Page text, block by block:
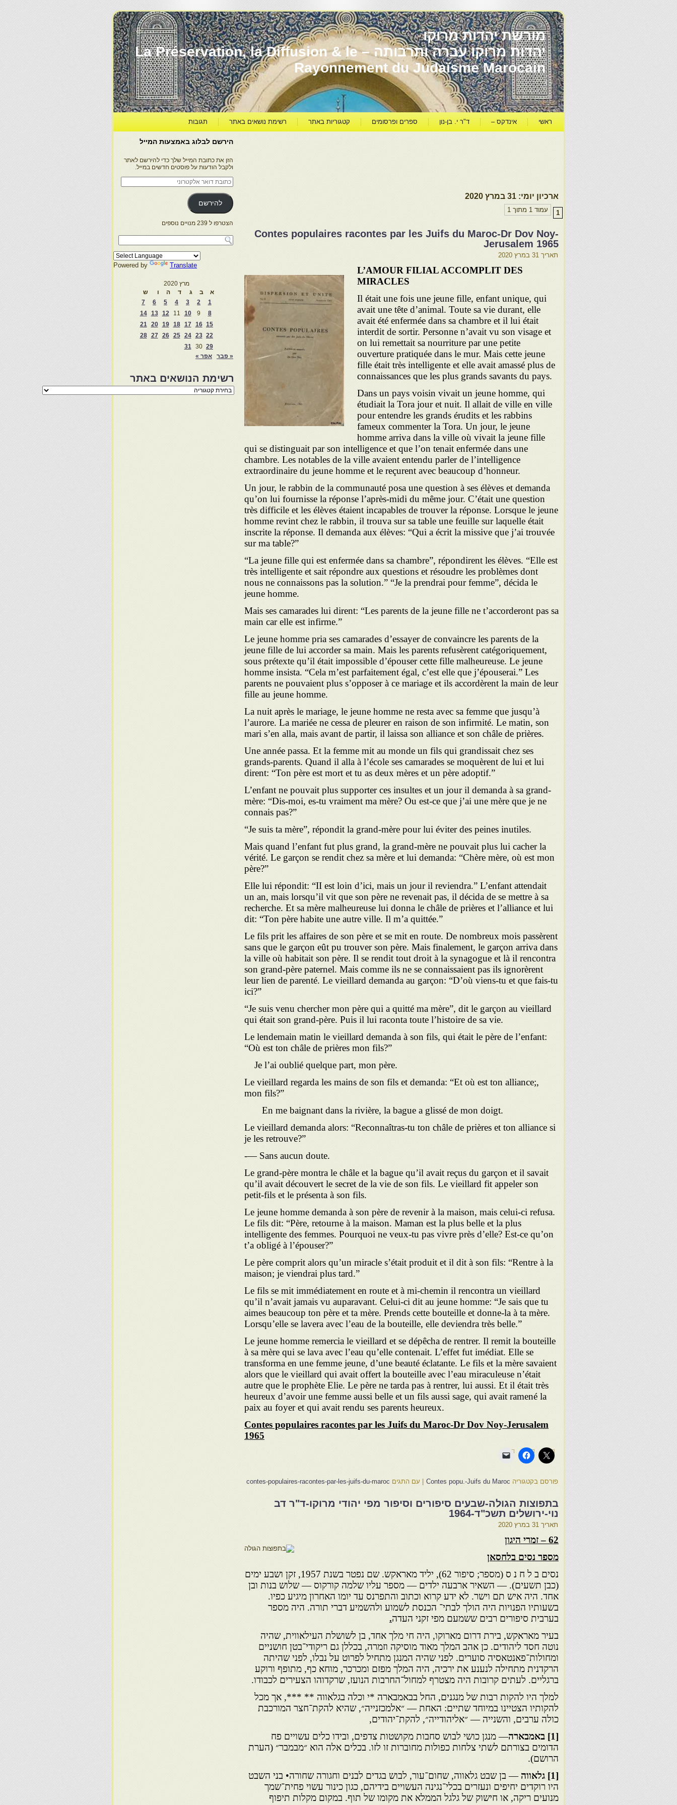
מורשת יהדות מרוקו
יהדות מרוקו עברה ותרבותה – La Préservation, la Diffusion & le
Rayonnement du Judaïsme Marocain
ראשי אינדקס – ד"ר י. בן-נון ספרים ופרסומים קטגוריות באתר רשימת נושאים באתר תגובות
ארכיון יומי: 31 במרץ 2020
עמוד 1 מתוך 1 1
Contes populaires racontes par les Juifs du Maroc-Dr Dov Noy-
Jerusalem 1965
תאריך 31 במרץ 2020
L’AMOUR FILIAL ACCOMPLIT DES
MIRACLES
Il était une fois une jeune fille, enfant unique, qui
avait une tête d’animal. Toute sa vie durant, elle
avait été enfermée dans sa chambre et il lui était
interdit de sortir. Personne n’avait vu son visage et
on lui remettait sa nourriture par une petite
ouverture pratiquée dans le mur. Mais cette jeune
fille était très intelli­gente et elle avait amassé plus de
connaissances que les plus grands savants du pays.
Dans un pays voisin vivait un jeune homme, qui
étudiait la Tora jour et nuit. Il allait de ville en ville
pour entendre les grands érudits et les rabbins
fameux commenter la Tora. Un jour, le jeune
homme arriva dans la ville où vivait la jeune fille
qui se distinguait par son intelligence et que l’on tenait enfermée dans une
chambre. Les notables de la ville avaient entendu parler de l’intelligence
extraordinaire du jeune homme et le reçurent avec beaucoup d’honneur.
Un jour, le rabbin de la communauté posa une question à ses élèves et demanda
qu’on lui fournisse la réponse l’après-midi du même jour. C’était une question
très difficile et les élèves étaient incapables de trouver la réponse. Lorsque le jeune
homme revint chez le rabbin, il trouva sur sa table une feuille sur laquelle était
inscrite la réponse. Il demanda aux élèves: “Qui a écrit la missive que j’ai trouvée
sur ma table?”
“La jeune fille qui est enfermée dans sa chambre”, répondirent les élèves. “Elle est
très intelligente et sait répondre aux questions et résoudre les problèmes dont
nous ne connaissons pas la solution.” “Je la prendrai pour femme”, décida le
jeune homme.
Mais ses camarades lui dirent: “Les parents de la jeune fille ne t’accorderont pas sa
main car elle est infirme.”
Le jeune homme pria ses camarades d’essayer de convaincre les parents de la
jeune fille de lui accorder sa main. Mais les parents refusèrent catégoriquement,
sous prétexte qu’il était impossible d’épouser cette fille malheureuse. Le jeune
homme in­sista. “Cela m’est parfaitement égal, c’est elle que j’épouserai.” Les
parents ne pouvaient plus s’opposer à ce mariage et ils accordèrent la main de leur
fille au jeune homme.
La nuit après le mariage, le jeune homme ne resta avec sa femme que jusqu’à
l’aurore. La mariée ne cessa de pleurer en raison de son infirmité. Le matin, son
mari s’en alla, mais avant de partir, il laissa son alliance et son châle de prières.
Une année passa. Et la femme mit au monde un fils qui gran­dissait chez ses
grands-parents. Quand il alla à l’école ses cama­rades se moquèrent de lui et lui
dirent: “Ton père est mort et tu as deux mères et un père adoptif.”
L’enfant ne pouvait plus supporter ces insultes et un jour il demanda à sa grand-
mère: “Dis-moi, es-tu vraiment ma mère? Ou est-ce que j’ai une mère que je ne
connais pas?”
“Je suis ta mère”, répondit la grand-mère pour lui éviter des peines inutiles.
Mais quand l’enfant fut plus grand, la grand-mère ne pouvait plus lui cacher la
vérité. Le garçon se rendit chez sa mère et lui demanda: “Chère mère, où est mon
père?”
Elle lui répondit: “II est loin d’ici, mais un jour il reviendra.” L’enfant attendait
un an, mais lorsqu’il vit que son père ne revenait pas, il décida de se mettre à sa
recherche. Et sa mère malheureuse lui donna le châle de prières et l’alliance et lui
dit: “Ton père habite une autre ville. Il m’a quittée.”
Le fils prit les affaires de son père et se mit en route. De nom­breux mois passèrent
sans que le garçon eût pu trouver son père. Mais finalement, le garçon arriva dans
la ville où habitait son père. Il se rendit tout droit à la synagogue et là il rencontra
son grand-père paternel. Mais comme ils ne se connaissaient pas ils ignorèrent
leur lien de parenté. Le vieillard demanda au gar­çon: “D’où viens-tu et que fais-tu
ici?”
“Je suis venu chercher mon père qui a quitté ma mère”, dit le garçon au vieillard
qui était son grand-père. Puis il lui raconta toute l’histoire de sa vie.
Le lendemain matin le vieillard demanda à son fils, qui était le père de l’enfant:
“Où est ton châle de prières mon fils?”
Je l’ai oublié quelque part, mon père.
Le vieillard regarda les mains de son fils et demanda: “Et où est ton alliance;,
mon fils?”
En me baignant dans la rivière, la bague a glissé de mon doigt.
Le vieillard demanda alors: “Reconnaîtras-tu ton châle de prières et ton alliance si
je les retrouve?”
-— Sans aucun doute.
Le grand-père montra le châle et la bague qu’il avait reçus du garçon et il savait
qu’il avait découvert le secret de la vie de son fils. Le vieillard fit appeler son
petit-fils et le présenta à son fils.
Le jeune homme demanda à son père de revenir à la maison, mais celui-ci refusa.
Le fils dit: “Père, retourne à la maison. Ma­man est la plus belle et la plus
intelligente des femmes. Pourquoi ne veux-tu pas vivre près d’elle? Est-ce qu’on
t’a obligé à l’é­pouser?”
Le père comprit alors qu’un miracle s’était produit et il dit à son fils: “Rentre à la
maison; je viendrai plus tard.”
Le fils se mit immédiatement en route et à mi-chemin il ren­contra un vieillard
qu’il n’avait jamais vu auparavant. Celui-ci dit au jeune homme: “Je sais que tu
aimes beaucoup ton père et ta mère. Prends cette bouteille et donne-la à ta mère.
Lorsqu’elle se lavera avec l’eau de la bouteille, elle deviendra très belle.”
Le jeune homme remercia le vieillard et se dépêcha de rentrer. Il remit la bouteille
à sa mère qui se lava avec l’eau qu’elle con­tenait. L’effet fut imédiat. Elle se
transforma en une femme jeune, d’une beauté éclatante. Le fils et la mère savaient
alors que le vieillard qui avait offert la bouteille avec l’eau miraculeuse n’était
autre que le prophète Elie. Le père ne tarda pas à rentrer, lui aussi. Et il était très
heureux d’avoir une femme aussi belle et un fils aussi sage, qui avait ramené la
paix au foyer et qui avait rendu ses parents heureux.
Contes populaires racontes par les Juifs du Maroc-Dr Dov Noy-Jerusalem
1965
פורסם בקטגוריה Contes popu.-Juifs du Maroc עם התגים contes-populaires-racontes-par-les-juifs-du-maroc
בתפוצות הגולה-שבעים סיפורים וסיפור מפי יהודי מרוקו-ד"ר דב
נוי-ירושלים תשכ"ד-1964
תאריך 31 במרץ 2020
62 – זמרי היגון
מספר נסים בלחסאן
נסים ב ל ח נ ס (מספר; סיפור 62), יליד מאראקש. שם נפטר בשנת 1957, זקן ושבע ימים
(כבן תשעים). — השאיר ארבעה ילדים — מספר עליו שלמה קורקוס — שלוש בנות ובן
אחד. היה איש תם וישר. לא ידע קרוא וכתוב והתפרנס עד יומו האחרון מיגיע כפיו.
בשעותיו הפנויות היה הולך לבתי־ הכנסת לשמוע ולהשמיע דברי תורה. היה מספר
בערבית סיפורים רבים ששמעם מפי זקני העדה.
בעיר מאראקש, בירת דרום מארוקו, היה חי מלך אחד, בן לשושלת העילאווית, שהיה
נוטה חסד ליהודים. כן אהב המלך מאוד מוסיקה וזמרה, בכללן גם ריקודי־בטן חושניים
ומחולות־פאנטאסיה סוערים. לפני שהיה המנגן מתחיל לפרוט על נבלו, לפני שהיתה
הרקדנית מתחילה לנענע את ירכיה, היה המלך מפזם ומכרכר, מוחא כף, מתופף ורוקע
ברגליים. לעתים קרובות היה מצטרף למחול־החרבות הנועז, שרקדוהו הצעירים לכבודו.
למלך היו להקות רבות של מנגנים, החל בבאמבארה *י וכלה בגלאווה ** ***, אך מכל
להקותיו הצטיינו במיוחד שתיים: האחת — ״אלמכזנייה״, שהיא להקת־חצר המורכבת
כולה ערבים, והשנייה — ״אליהודייה״, להקת־יהודים,
[1] באמבארה
— מנגן כושי לבוש סחבות מקושטות צדפים, ובידו כלים עשויים פח
הדומים בצורתם לשתי צלחות כפולות מחוברות זו לזו. בכלים אלה הוא ״מבמבר״ (הערת
הרושם).
[1] גלאווה
— בן שבט גלאווה, שחום־עור, לבוש בגדים לבנים וחגורה שחורה• בני השבט
היו רוקדים יחיפים ונעזרים בכלי־נגינה העשויים בידיהם, כגון כינור עשוי פחית־שמך
מנועים ריקה, או חישוק של גלגל הממלא את מקומו של תוף. במקום מקלות תיפוף
הירשם לבלוג באמצעות המייל
הזן את כתובת המייל שלך כדי להירשם לאתר
ולקבל הודעות על פוסטים חדשים במייל.
כתובת
דואר
אלקטרוני
להירשם
הצטרפו ל 239 מנויים נוספים
Powered by Translate
מרץ 2020
א
ב ג ד ה ו
ש
1
2
3
4
5
6
7
8
9
10
11
12
13
14
15
16
17
18
19
20
21
22
23
24
25
26
27
28
29
30
31
« פבר
אפר »
רשימת הנושאים באתר
רשימת
הנושאים